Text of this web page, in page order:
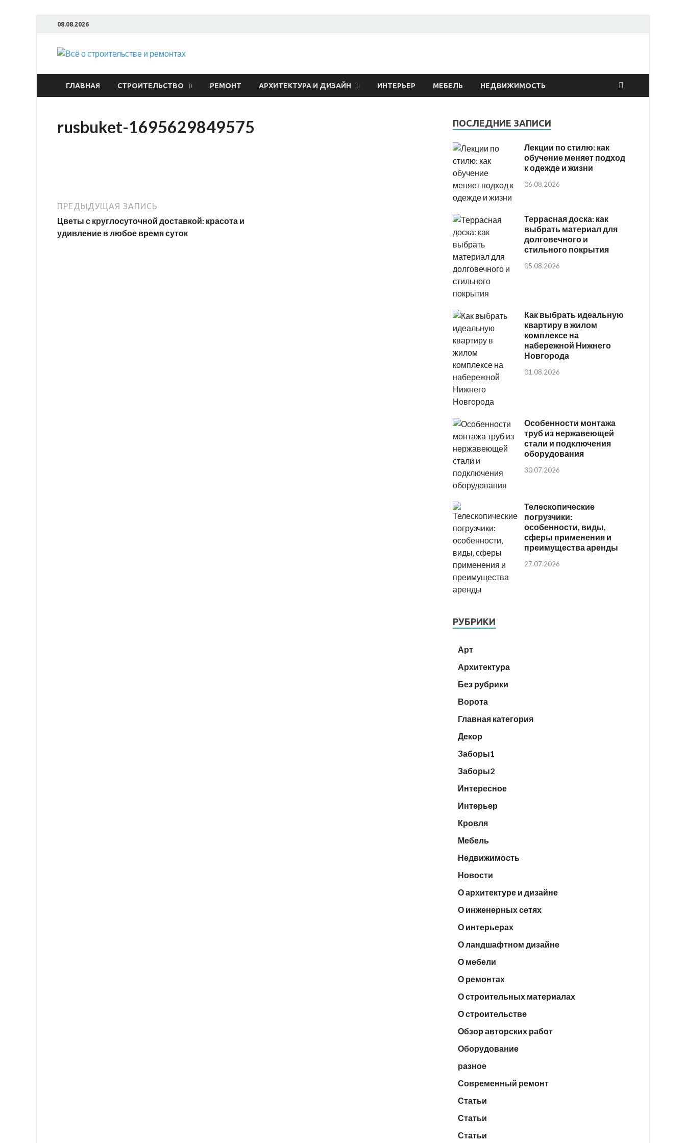
08.08.2026
Всё о строительстве и ремонтах
ГЛАВНАЯ СТРОИТЕЛЬСТВО РЕМОНТ АРХИТЕКТУРА И ДИЗАЙН ИНТЕРЬЕР МЕБЕЛЬ НЕДВИЖИМОСТЬ
rusbuket-1695629849575
ПРЕДЫДУЩАЯ ЗАПИСЬ
Цветы с круглосуточной доставкой: красота и
удивление в любое время суток
ПОСЛЕДНИЕ ЗАПИСИ
Лекции по стилю: как
обучение меняет подход
к одежде и жизни
06.08.2026
Террасная доска: как
выбрать материал для
долговечного и
стильного покрытия
05.08.2026
Как выбрать идеальную
квартиру в жилом
комплексе на
набережной Нижнего
Новгорода
01.08.2026
Особенности монтажа
труб из нержавеющей
стали и подключения
оборудования
30.07.2026
Телескопические
погрузчики:
особенности, виды,
сферы применения и
преимущества аренды
27.07.2026
РУБРИКИ
Арт
Архитектура
Без рубрики
Ворота
Главная категория
Декор
Заборы1
Заборы2
Интересное
Интерьер
Кровля
Мебель
Недвижимость
Новости
О архитектуре и дизайне
О инженерных сетях
О интерьерах
О ландшафтном дизайне
О мебели
О ремонтах
О строительных материалах
О строительстве
Обзор авторских работ
Оборудование
разное
Современный ремонт
Статьи
Статьи
Статьи